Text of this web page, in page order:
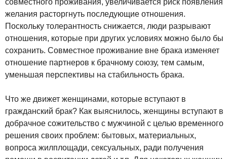
желания расторгнуть последующие отношения.
Поскольку толерантность снижается, люди разрывают
отношения, которые при других условиях можно было бы
сохранить. Совместное проживание вне брака изменяет
отношение партнеров к брачному союзу, тем самым,
уменьшая перспективы на стабильность брака.
Что же движет женщинами, которые вступают в
гражданский брак? Как выяснилось, женщины вступают в
добрачное сожительство с мужчиной с целью временного
решения своих проблем: бытовых, материальных,
вопроса жилплощади, сексуальных, ради получения